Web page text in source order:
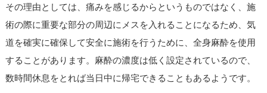
その理由としては、痛みを感じるからというものではなく、施
術の際に重要な部分の周辺にメスを入れることになるため、気
道を確実に確保して安全に施術を行うために、全身麻酔を使用
することがあります。麻酔の濃度は低く設定されているので、
数時間休息をとれば当日中に帰宅できることもあるようです。